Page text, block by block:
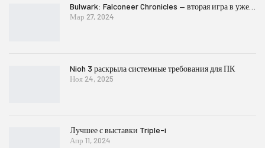
Bulwark: Falconeer Chronicles — вторая игра в уже…
Мар 27, 2024
Nioh 3 раскрыла системные требования для ПК
Ноя 24, 2025
Лучшее с выставки Triple-i
Апр 11, 2024